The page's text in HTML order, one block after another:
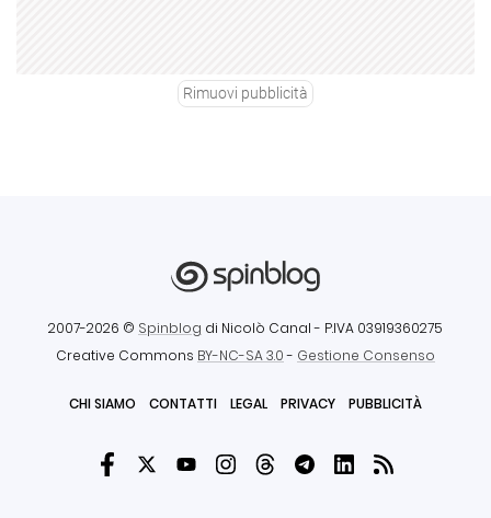
Rimuovi pubblicità
2007-2026 © Spinblog di Nicolò Canal - P.IVA 03919360275
Creative Commons BY-NC-SA 3.0- Gestione Consenso
CHI SIAMO CONTATTI LEGAL PRIVACY PUBBLICITÀ